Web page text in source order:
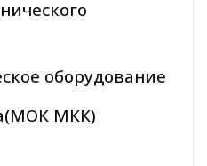
оборудование
МКК)